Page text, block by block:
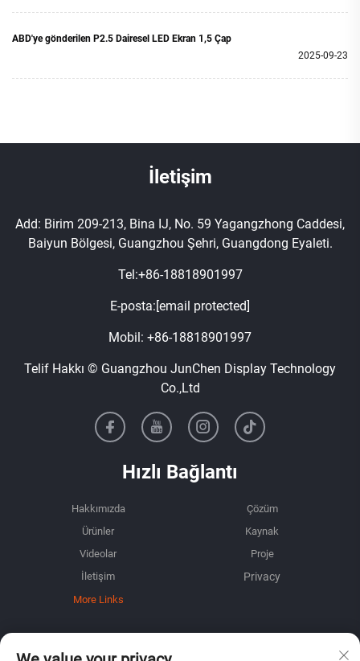
ABD'ye gönderilen P2.5 Dairesel LED Ekran 1,5 Çap
2025-09-23
İletişim
Add: Birim 209-213, Bina IJ, No. 59 Yagangzhong Caddesi,
Baiyun Bölgesi, Guangzhou Şehri, Guangdong Eyaleti.
Tel:+86-18818901997
E-posta:[email protected]
Mobil: +86-18818901997
Telif Hakkı © Guangzhou JunChen Display Technology
Co.,Ltd
Hızlı Bağlantı
Hakkımızda
Çözüm
Ürünler
Kaynak
Videolar
Proje
İletişim
More Links